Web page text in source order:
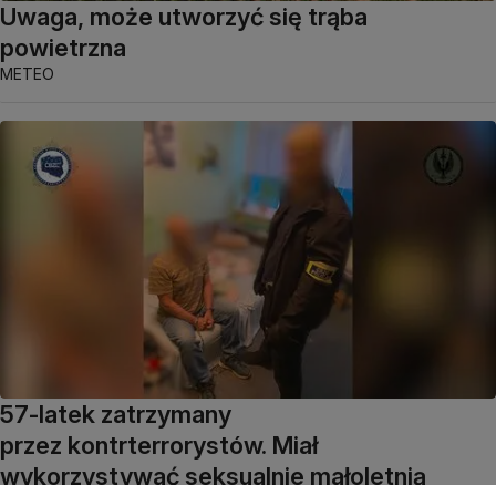
Uwaga, może utworzyć się trąba
powietrzna
METEO
57-latek zatrzymany
przez kontrterrorystów. Miał
wykorzystywać seksualnie małoletnią